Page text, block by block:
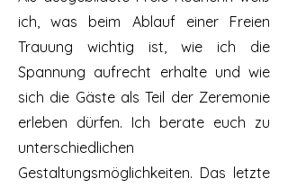
ich, was beim Ablauf einer Freien
Trauung wichtig ist, wie ich die
Spannung aufrecht erhalte und wie
sich die Gäste als Teil der Zeremonie
erleben dürfen. Ich berate euch zu
unterschiedlichen
Gestaltungsmöglichkeiten. Das letzte